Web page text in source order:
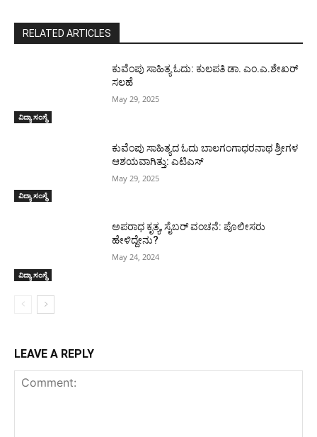
RELATED ARTICLES
ವಿದ್ಯಾ ಸಂಸ್ಥೆ
ಕುವೆಂಪು ಸಾಹಿತ್ಯ ಓದು: ಕುಲಪತಿ ಡಾ. ಎಂ.ಎ.ಶೇಖರ್
ಸಲಹೆ
May 29, 2025
ವಿದ್ಯಾ ಸಂಸ್ಥೆ
ಕುವೆಂಪು ಸಾಹಿತ್ಯದ ಓದು ಬಾಲಗಂಗಾಧರನಾಥ ಶ್ರೀಗಳ
ಆಶಯವಾಗಿತ್ತು: ಎಟಿಎಸ್
May 29, 2025
ವಿದ್ಯಾ ಸಂಸ್ಥೆ
ಅಪರಾಧ ಕೃತ್ಯ, ಸೈಬರ್ ವಂಚನೆ: ಪೊಲೀಸರು
ಹೇಳಿದ್ದೇನು?
May 24, 2024
LEAVE A REPLY